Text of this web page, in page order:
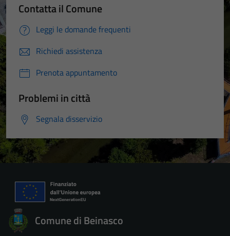
Contatta il Comune
Leggi le domande frequenti
Richiedi assistenza
Prenota appuntamento
Problemi in città
Segnala disservizio
Comune di Beinasco